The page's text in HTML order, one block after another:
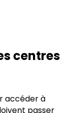
centres
accéder à
passer